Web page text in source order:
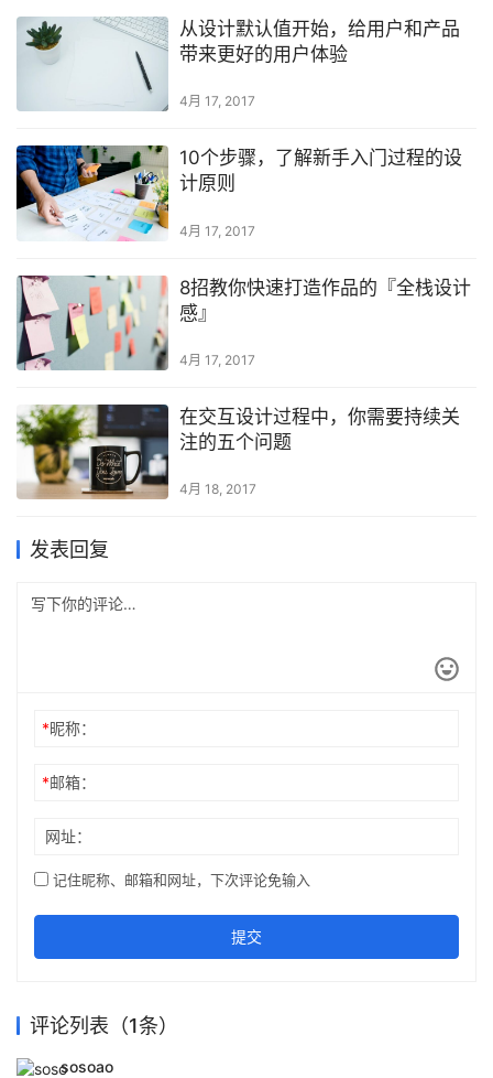
从设计默认值开始，给用户和产品
带来更好的用户体验
4月 17, 2017
10个步骤，了解新手入门过程的设
计原则
4月 17, 2017
8招教你快速打造作品的『全栈设计
感』
4月 17, 2017
在交互设计过程中，你需要持续关
注的五个问题
4月 18, 2017
发表回复
*昵称：
*邮箱：
网址：
记住昵称、邮箱和网址，下次评论免输入
提交
评论列表（1条）
sosoao